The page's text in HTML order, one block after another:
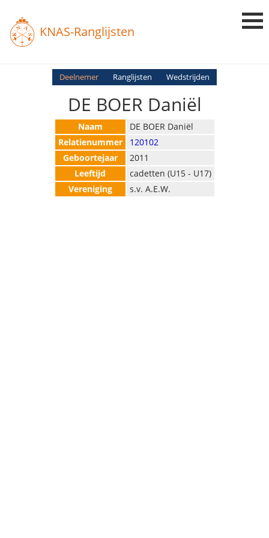
KNAS-Ranglijsten
Login
Ranglijsten
Deelnemer Ranglijsten Wedstrijden
DE BOER Daniël
Naam
DE BOER Daniël
Relatienummer
120102
Geboortejaar
2011
Leeftijd
cadetten (U15 - U17)
Vereniging
s.v. A.E.W.